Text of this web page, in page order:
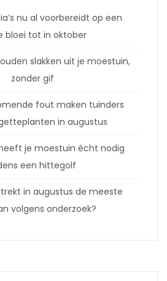
nu al voorbereidt op een
bloei tot in oktober
slakken uit je moestuin,
zonder gif
fout maken tuinders
in augustus
je moestuin écht nodig
een hittegolf
in augustus de meeste
volgens onderzoek?